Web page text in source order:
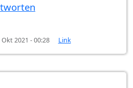
Okt 2021 - 00:28 Link